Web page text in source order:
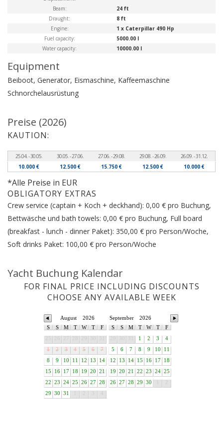
Beam:
24 ft
Draught:
8 ft
Engine:
1 x Caterpillar 490 Hp
Fuel capacity:
5000.00 l
Water capacity:
10000.00 l
Equipment
Beiboot, Generator, Eismaschine, Kaffeemaschine
Schnorchelausrüstung
Preise (2026)
KAUTION:
25.04. - 30.05. 30.05. - 27.06. 27.06. - 29.08. 29.08. - 26.09.
26.09. - 31.12.
10.000 €
12.500 € 15.750 € 12.500 € 10.000 €
*Alle Preise in EUR
OBLIGATORY EXTRAS
Crew service (captain + Koch + deckhand): 0,00 € pro Buchung,
Bettwäsche und bath towels: 0,00 € pro Buchung, Full board
(breakfast - lunch - dinner Paket): 350,00 € pro Person/Woche,
Soft drinks Paket: 100,00 € pro Person/Woche
Yacht Buchung Kalendar
FOR FINAL PRICE INCLUDING DISCOUNTS
CHOOSE ANY AVAILABLE WEEK
2026
August
S
S M T W T
F
1
2 3 4 5 6
7
8
9 10 11 12 13
14
15
16 17 18 19 20
21
22
23 24 25 26 27
28
29
30 31
2026
September
S
S M T W T
F
1 2 3
4
5
6 7 8 9 10
11
12
13 14 15 16 17
18
19
20 21 22 23 24 25
26 27 28 29 30